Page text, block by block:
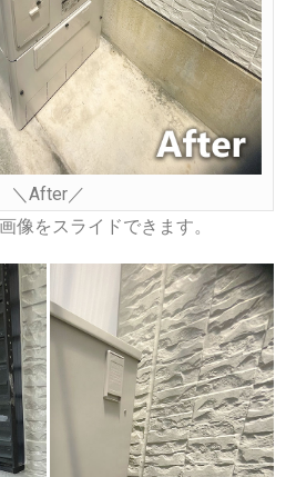
＼After／
像をスライドできます。